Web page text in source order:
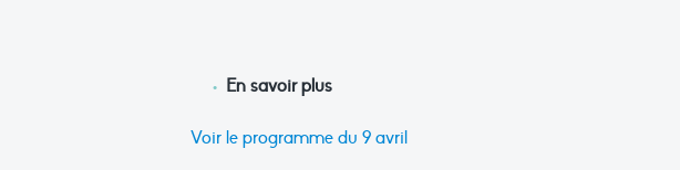
En savoir plus
Voir le programme du 9 avril